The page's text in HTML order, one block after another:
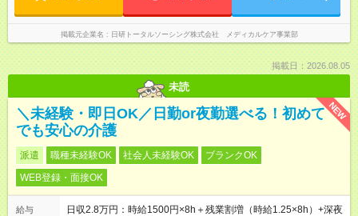
掲載元企業名 日研トータルソーシング株式会社 メディカルケア事業部
掲載日：2026.08.05
未読
NEW
＼未経験・即日OK／日勤or夜勤選べる！初めて
でも安心の介護
派遣 職種未経験OK 社会人未経験OK
ブランクOK
WEB登録・面接OK
給与
日収2.8万円：時給1500円×8h＋残業割増（時給1.25×8h）+深夜